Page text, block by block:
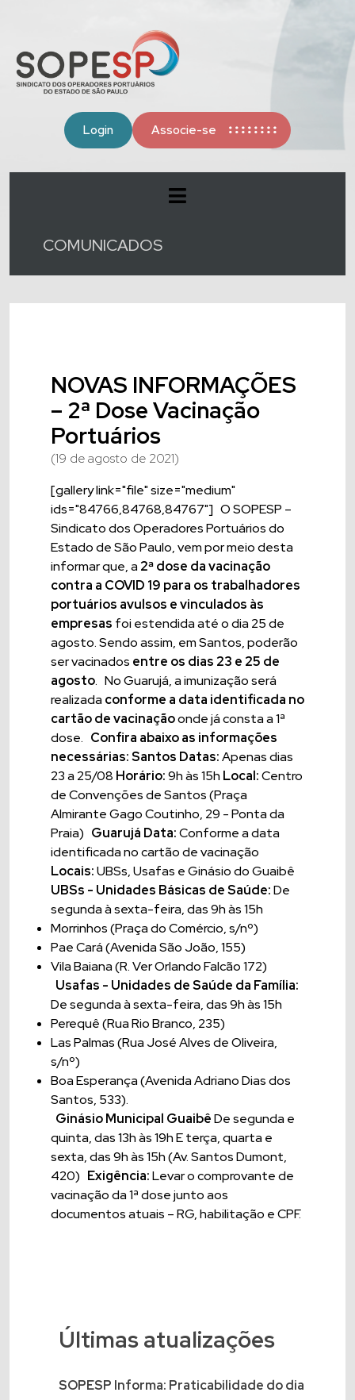
Login Associe-se
COMUNICADOS
NOVAS INFORMAÇÕES
– 2ª Dose Vacinação
Portuários
(19 de agosto de 2021)
[gallery link="file" size="medium"
ids="84766,84768,84767"] O SOPESP –
Sindicato dos Operadores Portuários do
Estado de São Paulo, vem por meio desta
informar que, a 2ª dose da vacinação
contra a COVID 19 para os trabalhadores
portuários avulsos e vinculados às
empresas foi estendida até o dia 25 de
agosto. Sendo assim, em Santos, poderão
ser vacinados entre os dias 23 e 25 de
agosto. No Guarujá, a imunização será
realizada conforme a data identificada no
cartão de vacinaçãoonde já consta a 1ª
dose. Confira abaixo as informações
necessárias:Santos Datas:Apenas dias
23 a 25/08 Horário:9h às 15h Local:Centro
de Convenções de Santos (Praça
Almirante Gago Coutinho, 29 - Ponta da
Praia) Guarujá Data:Conforme a data
identificada no cartão de vacinação
Locais:UBSs, Usafas e Ginásio do Guaibê
UBSs - Unidades Básicas de Saúde:De
segunda à sexta-feira, das 9h às 15h
Morrinhos (Praça do Comércio, s/nº)
Pae Cará (Avenida São João, 155)
Vila Baiana (R. Ver Orlando Falcão 172)
Usafas - Unidades de Saúde da Família:
De segunda à sexta-feira, das 9h às 15h
Perequê (Rua Rio Branco, 235)
Las Palmas (Rua José Alves de Oliveira,
s/nº)
Boa Esperança (Avenida Adriano Dias dos
Santos, 533).
Ginásio Municipal GuaibêDe segunda e
quinta, das 13h às 19h E terça, quarta e
sexta, das 9h às 15h (Av. Santos Dumont,
420) Exigência:Levar o comprovante de
vacinação da 1ª dose junto aos
documentos atuais – RG, habilitação e CPF.
Últimas atualizações
SOPESP Informa: Praticabilidade do dia